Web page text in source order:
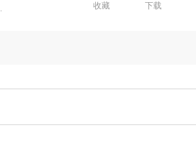
收藏 下载